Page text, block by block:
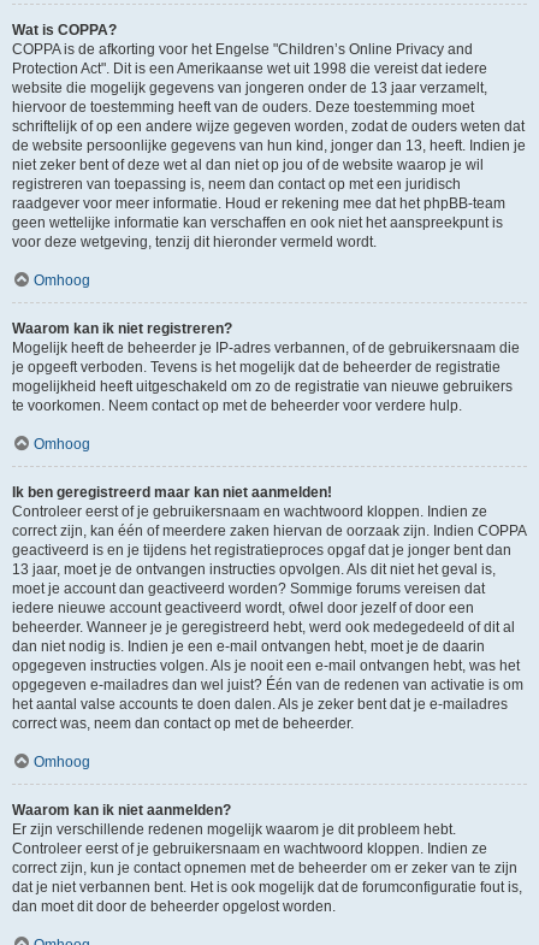
Wat is COPPA?
COPPA is de afkorting voor het Engelse "Children’s Online Privacy and
Protection Act". Dit is een Amerikaanse wet uit 1998 die vereist dat iedere
website die mogelijk gegevens van jongeren onder de 13 jaar verzamelt,
hiervoor de toestemming heeft van de ouders. Deze toestemming moet
schriftelijk of op een andere wijze gegeven worden, zodat de ouders weten dat
de website persoonlijke gegevens van hun kind, jonger dan 13, heeft. Indien je
niet zeker bent of deze wet al dan niet op jou of de website waarop je wil
registreren van toepassing is, neem dan contact op met een juridisch
raadgever voor meer informatie. Houd er rekening mee dat het phpBB-team
geen wettelijke informatie kan verschaffen en ook niet het aanspreekpunt is
voor deze wetgeving, tenzij dit hieronder vermeld wordt.
Omhoog
Waarom kan ik niet registreren?
Mogelijk heeft de beheerder je IP-adres verbannen, of de gebruikersnaam die
je opgeeft verboden. Tevens is het mogelijk dat de beheerder de registratie
mogelijkheid heeft uitgeschakeld om zo de registratie van nieuwe gebruikers
te voorkomen. Neem contact op met de beheerder voor verdere hulp.
Omhoog
Ik ben geregistreerd maar kan niet aanmelden!
Controleer eerst of je gebruikersnaam en wachtwoord kloppen. Indien ze
correct zijn, kan één of meerdere zaken hiervan de oorzaak zijn. Indien COPPA
geactiveerd is en je tijdens het registratieproces opgaf dat je jonger bent dan
13 jaar, moet je de ontvangen instructies opvolgen. Als dit niet het geval is,
moet je account dan geactiveerd worden? Sommige forums vereisen dat
iedere nieuwe account geactiveerd wordt, ofwel door jezelf of door een
beheerder. Wanneer je je geregistreerd hebt, werd ook medegedeeld of dit al
dan niet nodig is. Indien je een e-mail ontvangen hebt, moet je de daarin
opgegeven instructies volgen. Als je nooit een e-mail ontvangen hebt, was het
opgegeven e-mailadres dan wel juist? Één van de redenen van activatie is om
het aantal valse accounts te doen dalen. Als je zeker bent dat je e-mailadres
correct was, neem dan contact op met de beheerder.
Omhoog
Waarom kan ik niet aanmelden?
Er zijn verschillende redenen mogelijk waarom je dit probleem hebt.
Controleer eerst of je gebruikersnaam en wachtwoord kloppen. Indien ze
correct zijn, kun je contact opnemen met de beheerder om er zeker van te zijn
dat je niet verbannen bent. Het is ook mogelijk dat de forumconfiguratie fout is,
dan moet dit door de beheerder opgelost worden.